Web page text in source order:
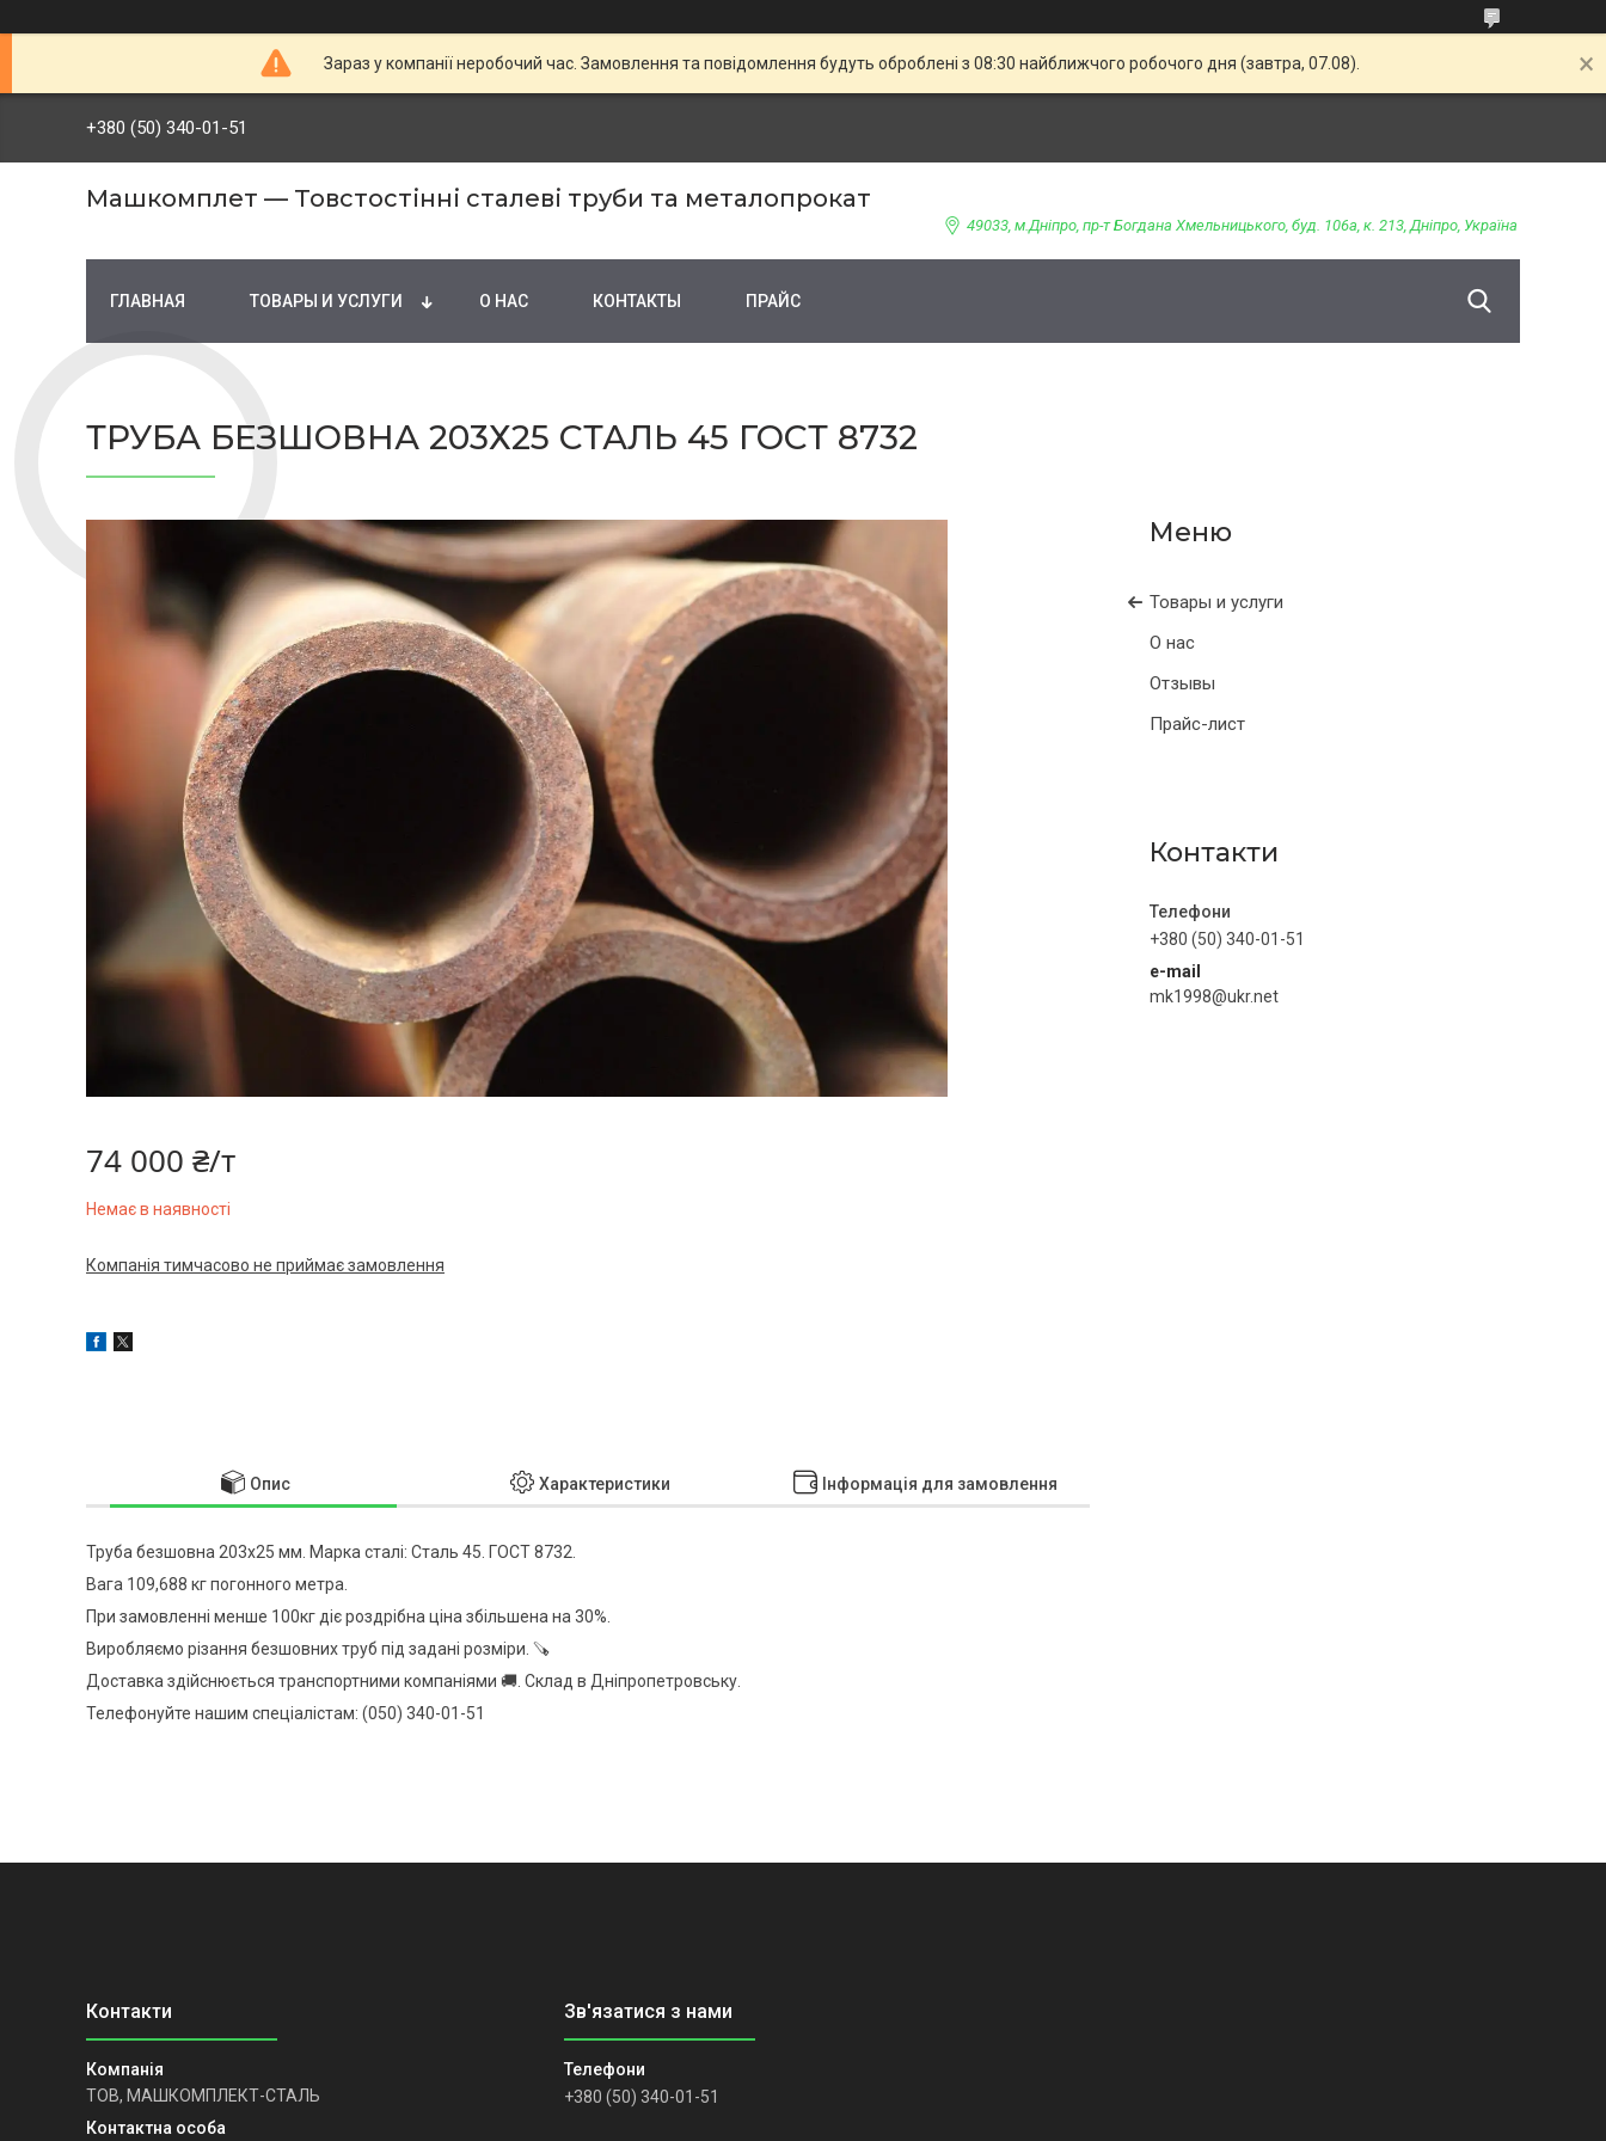
Зараз у компанії неробочий час. Замовлення та повідомлення будуть оброблені з 08:30 найближчого робочого дня (завтра, 07.08).
+380 (50) 340-01-51
Машкомплет — Товстостінні сталеві труби та металопрокат
49033, м.Дніпро, пр-т Богдана Хмельницького, буд. 106а, к. 213, Дніпро, Україна
ГЛАВНАЯ ТОВАРЫ И УСЛУГИ О НАС КОНТАКТЫ ПРАЙС
ТРУБА БЕЗШОВНА 203Х25 СТАЛЬ 45 ГОСТ 8732
Товары и услуги
О нас
Отзывы
Прайс-лист
Контакти
+380 (50) 340-01-51
e-mail
mk1998@ukr.net
74 000 ₴/т
Немає в наявності
Компанія тимчасово не приймає замовлення
Опис Характеристики Інформація для замовлення
Труба безшовна 203x25 мм. Марка сталі: Сталь 45. ГОСТ 8732.
Вага 109,688 кг погонного метра.
При замовленні менше 100кг діє роздрібна ціна збільшена на 30%.
Виробляємо різання безшовних труб під задані розміри. 🪚
Доставка здійснюється транспортними компаніями 🚚. Склад в Дніпропетровську.
Телефонуйте нашим спеціалістам: (050) 340-01-51
ТОВ, МАШКОМПЛЕКТ-СТАЛЬ +380 (50) 340-01-51